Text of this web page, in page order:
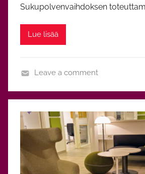
Sukupolvenvaihdoksen
Lue lisää
p
i
n
o
t
Leave a comment